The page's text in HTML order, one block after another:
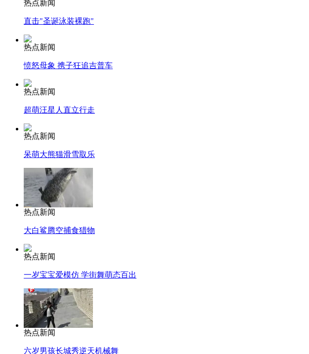
热点新闻
直击"圣诞泳装裸跑"
热点新闻
愤怒母象 携子狂追吉普车
热点新闻
超萌汪星人直立行走
热点新闻
呆萌大熊猫滑雪取乐
热点新闻
大白鲨腾空捕食猎物
热点新闻
一岁宝宝爱模仿 学街舞萌态百出
热点新闻
六岁男孩长城秀逆天机械舞